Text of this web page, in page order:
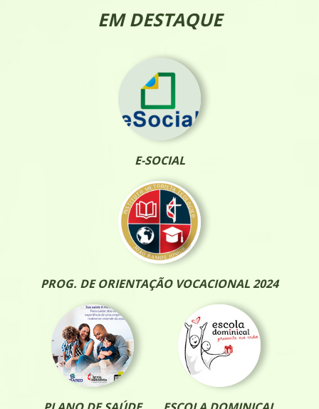
EM DESTAQUE
E-SOCIAL
PROG. DE ORIENTAÇÃO VOCACIONAL 2024